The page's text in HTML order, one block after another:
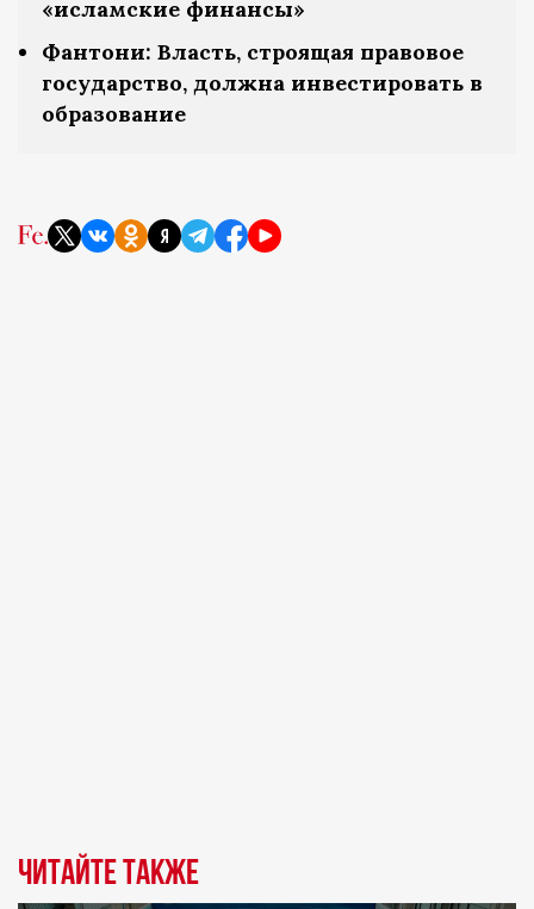
«исламские финансы»
Фантони: Власть, строящая правовое
государство, должна инвестировать в
образование
Читайте также